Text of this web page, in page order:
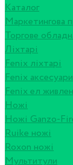
Каталог
Маркетингова
Торгове
Ліхтарі
Fenix ліхтарі
Fenix аксесуари
Fenix ел
Ножі
Ножі Ganzo-
Ruike ножі
Roxon ножi
Мультитули